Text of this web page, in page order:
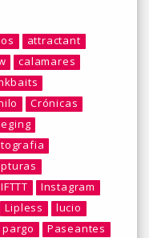
attractant
calamares
Crónicas
eging
IFTTT
Instagram
Lipless
lucio
pargo Paseantes